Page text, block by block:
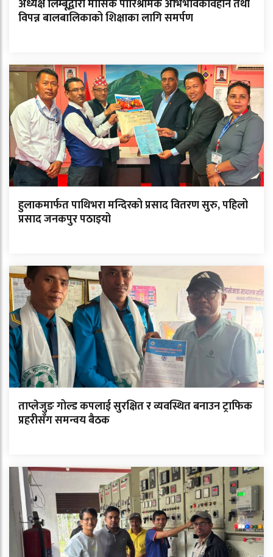
अध्यक्ष लिम्बूद्वारा मासिक पारिश्रमिक अभिभावकविहीन तथा
विपन्न बालबालिकाको शिक्षाका लागि समर्पण
हुलाकमार्फत पाथिभरा मन्दिरको प्रसाद वितरण सुरु, पहिलो
प्रसाद जनकपुर पठाइयो
ताप्लेजुङ गोल्ड कपलाई सुरक्षित र व्यवस्थित बनाउन ट्राफिक
प्रहरीसँग समन्वय बैठक